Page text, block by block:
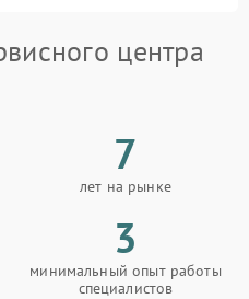
центра
7
лет на рынке
3
минимальный опыт работы
специалистов